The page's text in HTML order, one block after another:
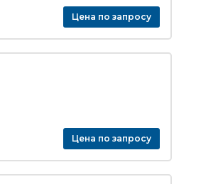
Цена по запросу
Цена по запросу